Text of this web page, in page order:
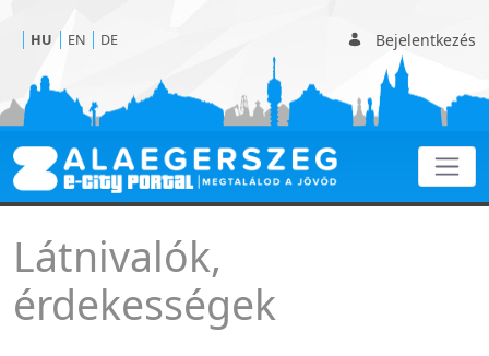
Bejelentkezés
HU EN DE
Zalaegerszegi Sport- és
Látnivalók,
érdekességek